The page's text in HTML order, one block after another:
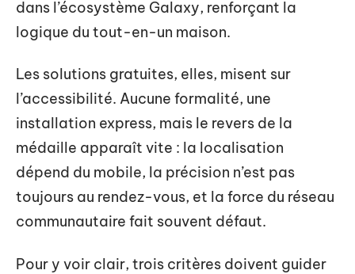
dans l’écosystème Galaxy, renforçant la
logique du tout-en-un maison.
Les solutions gratuites, elles, misent sur
l’accessibilité. Aucune formalité, une
installation express, mais le revers de la
médaille apparaît vite : la localisation
dépend du mobile, la précision n’est pas
toujours au rendez-vous, et la force du réseau
communautaire fait souvent défaut.
Pour y voir clair, trois critères doivent guider